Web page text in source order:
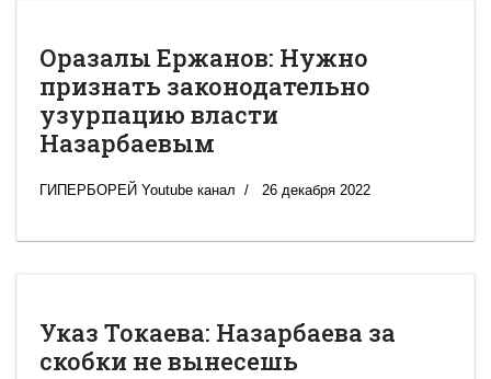
Оразалы Ержанов: Нужно
признать законодательно
узурпацию власти
Назарбаевым
ГИПЕРБОРЕЙ Youtube канал 26 декабря 2022
Указ Токаева: Назарбаева за
скобки не вынесешь